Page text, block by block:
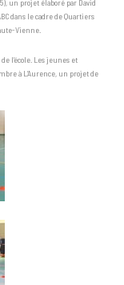
un projet élaboré par David
dans le cadre de Quartiers
Vienne.
l’école. Les jeunes et
à L’Aurence, un projet de